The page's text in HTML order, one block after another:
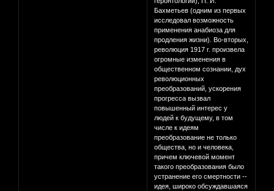
Бахметьев (одним из первых
исследовал возможность
применения анабиоза для
продления жизни). Во-вторых,
революция 1917 г. произвела
огромные изменения в
общественном сознании, дух
революционных
преобразований, ускорения
прогресса вызвал
повышенный интерес у
людей к будущему, в том
числе к идеям
преобразование не только
общества, но и человека,
причем ключевой момент
такого преобразования было
устранение его смертности --
идея, широко обсуждавшаяся